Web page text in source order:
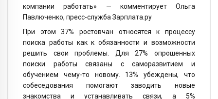
компании работать» — комментирует Ольга
Павлюченко, пресс-служба Зарплата.ру
При этом 37% ростовчан относятся к процессу
поиска работы как к обязанности и возможности
решить свои проблемы. Для 27% опрошенных
поиски работы связаны с саморазвитием и
обучением чему-то новому. 13% убеждены, что
собеседования помогают заводить новые
знакомства и устанавливать связи, а 5%